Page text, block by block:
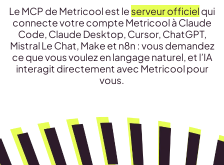
Le MCP de Metricool est le serveur officiel qui
connecte votre compte Metricool à Claude
Code, Claude Desktop, Cursor, ChatGPT,
Mistral Le Chat, Make et n8n : vous demandez
ce que vous voulez en langage naturel, et l’IA
interagit directement avec Metricool pour
vous.